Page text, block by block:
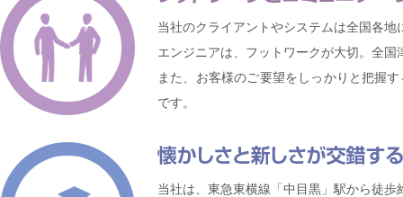
当社のクライアントやシステムは全国各地
エンジニアは、フットワークが大切。全
また、お客様のご要望をしっかりと把握
です。
当社は、東急東横線「中目黒」駅から徒歩